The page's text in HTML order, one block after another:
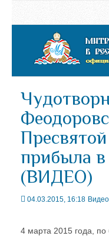
прибыла
(ВИДЕО)
04.03.2015, 16:18 Видео
4 марта 2015 года,